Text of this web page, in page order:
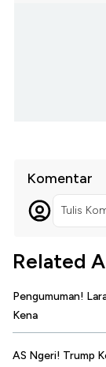
Komentar
Tulis
Related
Pengumuman!
Kena
AS Ngeri! Trump